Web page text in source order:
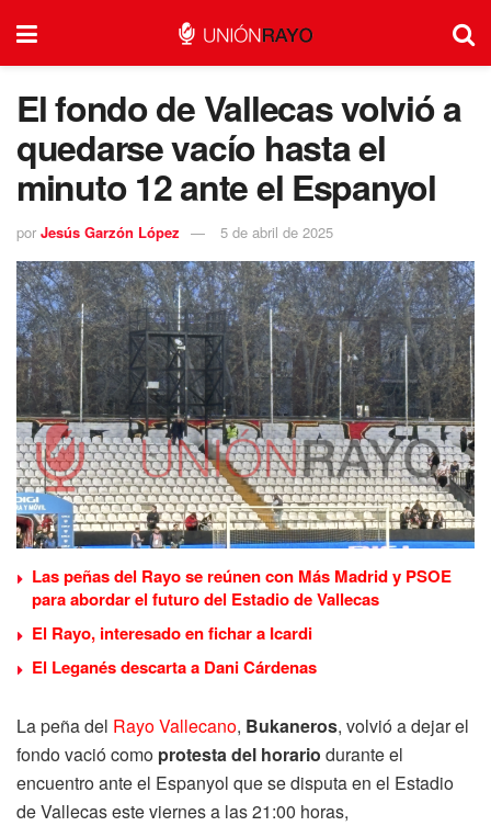
El fondo de Vallecas volvió a
quedarse vacío hasta el
minuto 12 ante el Espanyol
por Jesús Garzón López 5 de abril de 2025
Las peñas del Rayo se reúnen con Más Madrid y PSOE
para abordar el futuro del Estadio de Vallecas
El Rayo, interesado en fichar a Icardi
El Leganés descarta a Dani Cárdenas
La peña del Rayo Vallecano, Bukaneros, volvió a dejar el
fondo vació como protesta del horario durante el
encuentro ante el Espanyol que se disputa en el Estadio
de Vallecas este viernes a las 21:00 horas,